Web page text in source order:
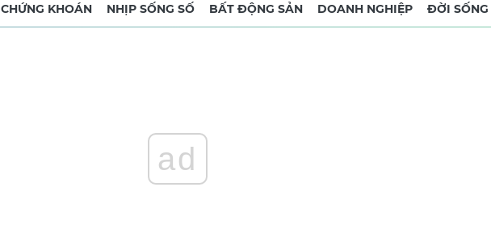
CHỨNG KHOÁN NHỊP SỐNG SỐ BẤT ĐỘNG SẢN DOANH NGHIỆP ĐỜI SỐNG
ad